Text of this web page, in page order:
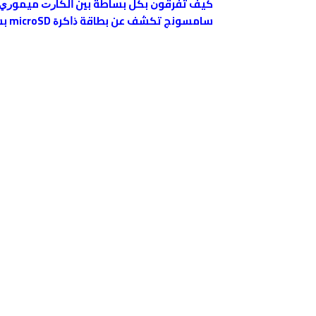
ﺳﺎﻣﺴﻮﻧﺞ ﺗﻜﺸﻒ ﻋﻦ ﺑﻄﺎﻗﺔ ﺫﺍﻛﺮﺓ microSD ﺑﺴﻌﺔ 128 ﺟﻴﺠﺎﺑﺎﻳﺘﺎ